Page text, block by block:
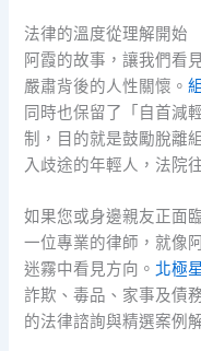
法律的溫度從理解開始
阿霞的故事，讓我們看
嚴肅背後的人性關懷。
同時也保留了「自首減
制，目的就是鼓勵脫離
入歧途的年輕人，法院
如果您或身邊親友正面
一位專業的律師，就像
迷霧中看見方向。 北極
詐欺、毒品、家事及債
的法律諮詢與精選案例